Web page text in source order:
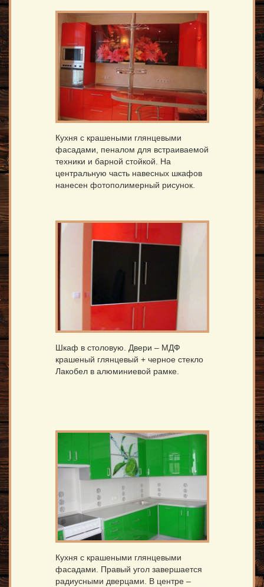
Кухня с крашеными глянцевыми
фасадами, пеналом для встраиваемой
техники и барной стойкой. На
центральную часть навесных шкафов
нанесен фотополимерный рисунок.
Шкаф в столовую. Двери – МДФ
крашеный глянцевый + черное стекло
Лакобел в алюминиевой рамке.
Кухня с крашеными глянцевыми
фасадами. Правый угол завершается
радиусными дверцами. В центре –